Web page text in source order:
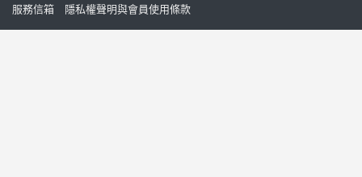
服務信箱
隱私權聲明與會員使用條款